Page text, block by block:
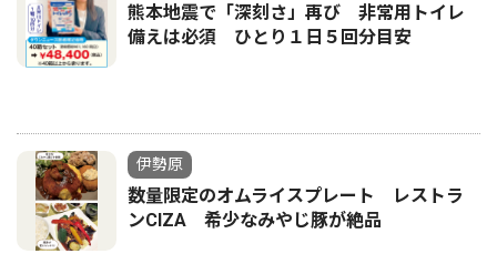
熊本地震で「深刻さ」再び 非常用トイレ
備えは必須 ひとり１日５回分目安
伊勢原
数量限定のオムライスプレート レストラ
ンCIZA 希少なみやじ豚が絶品